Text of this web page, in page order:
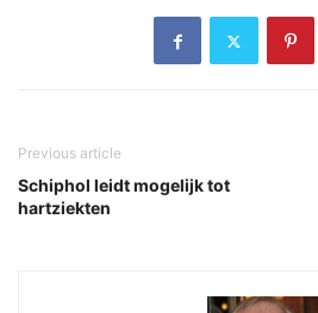
Previous article
Schiphol leidt mogelijk tot
hartziekten